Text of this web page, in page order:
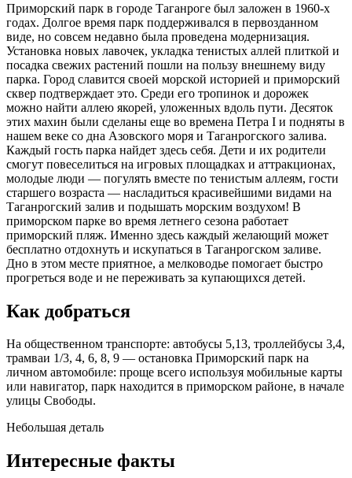
Приморский парк в городе Таганроге был заложен в 1960-х
годах. Долгое время парк поддерживался в первозданном
виде, но совсем недавно была проведена модернизация.
Установка новых лавочек, укладка тенистых аллей плиткой и
посадка свежих растений пошли на пользу внешнему виду
парка. Город славится своей морской историей и приморский
сквер подтверждает это. Среди его тропинок и дорожек
можно найти аллею якорей, уложенных вдоль пути. Десяток
этих махин были сделаны еще во времена Петра I и подняты в
нашем веке со дна Азовского моря и Таганрогского залива.
Каждый гость парка найдет здесь себя. Дети и их родители
смогут повеселиться на игровых площадках и аттракционах,
молодые люди — погулять вместе по тенистым аллеям, гости
старшего возраста — насладиться красивейшими видами на
Таганрогский залив и подышать морским воздухом! В
приморском парке во время летнего сезона работает
приморский пляж. Именно здесь каждый желающий может
бесплатно отдохнуть и искупаться в Таганрогском заливе.
Дно в этом месте приятное, а мелководье помогает быстро
прогреться воде и не переживать за купающихся детей.
Как добраться
На общественном транспорте: автобусы 5,13, троллейбусы 3,4,
трамваи 1/3, 4, 6, 8, 9 — остановка Приморский парк на
личном автомобиле: проще всего используя мобильные карты
или навигатор, парк находится в приморском районе, в начале
улицы Свободы.
Небольшая деталь
Интересные факты